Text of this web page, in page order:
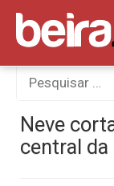
Skip
content
Procurar
por:
Neve
central da